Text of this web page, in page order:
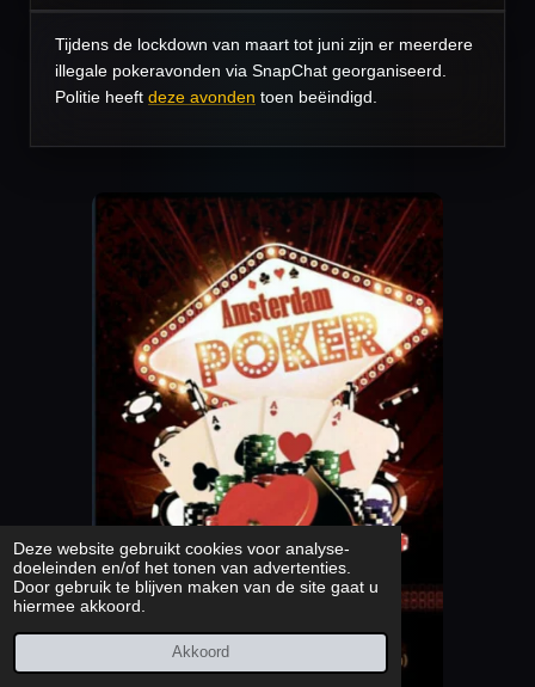
Deze website gebruikt cookies voor analyse-
doeleinden en/of het tonen van advertenties.
Door gebruik te blijven maken van de site gaat u
hiermee akkoord.
Akkoord
Tijdens de lockdown van maart tot juni zijn er meerdere
illegale pokeravonden via SnapChat georganiseerd.
Politie heeft deze avonden toen beëindigd.